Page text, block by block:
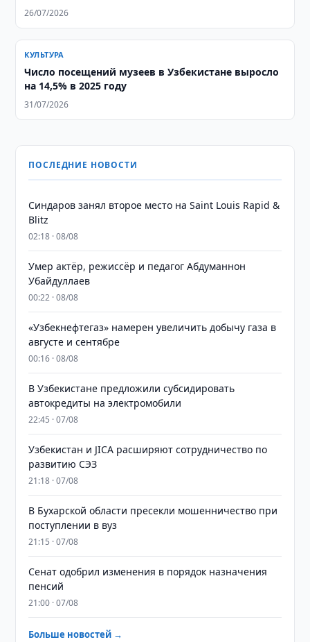
26/07/2026
КУЛЬТУРА
Число посещений музеев в Узбекистане выросло
на 14,5% в 2025 году
31/07/2026
ПОСЛЕДНИЕ НОВОСТИ
Синдаров занял второе место на Saint Louis Rapid &
Blitz
02:18 · 08/08
Умер актёр, режиссёр и педагог Абдуманнон
Убайдуллаев
00:22 · 08/08
«Узбекнефтегаз» намерен увеличить добычу газа в
августе и сентябре
00:16 · 08/08
В Узбекистане предложили субсидировать
автокредиты на электромобили
22:45 · 07/08
Узбекистан и JICA расширяют сотрудничество по
развитию СЭЗ
21:18 · 07/08
В Бухарской области пресекли мошенничество при
поступлении в вуз
21:15 · 07/08
Сенат одобрил изменения в порядок назначения
пенсий
21:00 · 07/08
Больше новостей →